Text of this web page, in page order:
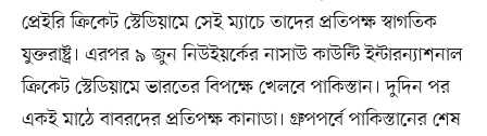
প্রেইরি ক্রিকেট স্টেডিয়ামে সেই ম্যাচে তাদের প্রতিপক্ষ স্বাগতিক
যুক্তরাষ্ট্র। এরপর ৯ জুন নিউইয়র্কের নাসাউ কাউন্টি ইন্টারন্যাশনাল
ক্রিকেট স্টেডিয়ামে ভারতের বিপক্ষে খেলবে পাকিস্তান। দুদিন পর
একই মাঠে বাবরদের প্রতিপক্ষ কানাডা। গ্রুপপর্বে পাকিস্তানের শেষ